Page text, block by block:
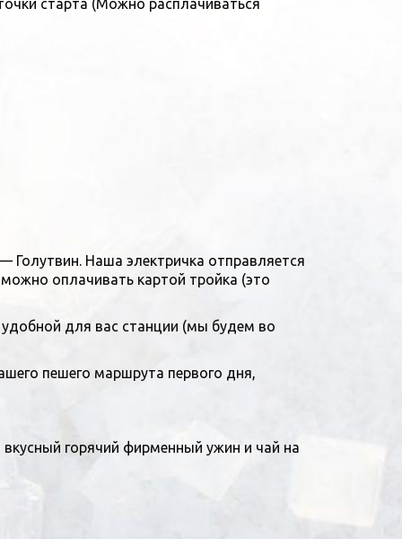
старта (Можно расплачиваться
Голутвин. Наша электричка отправляется
оплачивать картой тройка (это
для вас станции (мы будем во
пешего маршрута первого дня,
горячий фирменный ужин и чай на